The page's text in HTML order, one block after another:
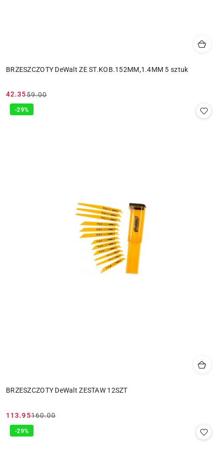
BRZESZCZOTY DeWalt ZE ST.KOB.152MM,1.4MM 5 sztuk
Cena
promocyjna:
42.35
Cena
przed
59.00
BRZESZCZOTY DeWalt ZESTAW 12SZT
Cena
promocyjna:
113.95
Cena
przed
160.00
-29%
-29%